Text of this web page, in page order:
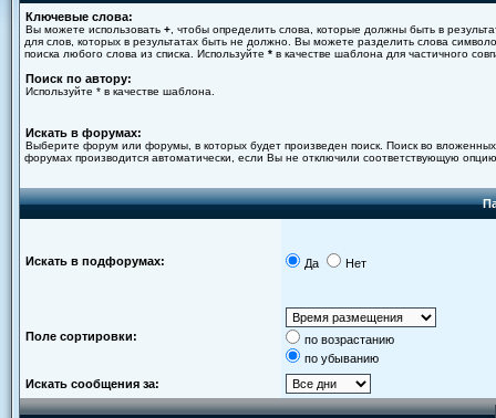
Ключевые слова:
Вы можете использовать + , чтобы определить слова, которые должны быть в
для слов, которых в результатах быть не должно. Вы можете разделить слова
поиска любого слова из списка. Используйте * в качестве шаблона для частичного
Поиск по автору:
Используйте * в качестве шаблона.
Искать в форумах:
Выберите форум или форумы, в которых будет произведен поиск. Поиск во вложенных
форумах производится автоматически, если Вы не отключили соответствующую
Искать в подфорумах: Да Нет
Поле сортировки:
по возрастанию
по убыванию
Искать сообщения за: